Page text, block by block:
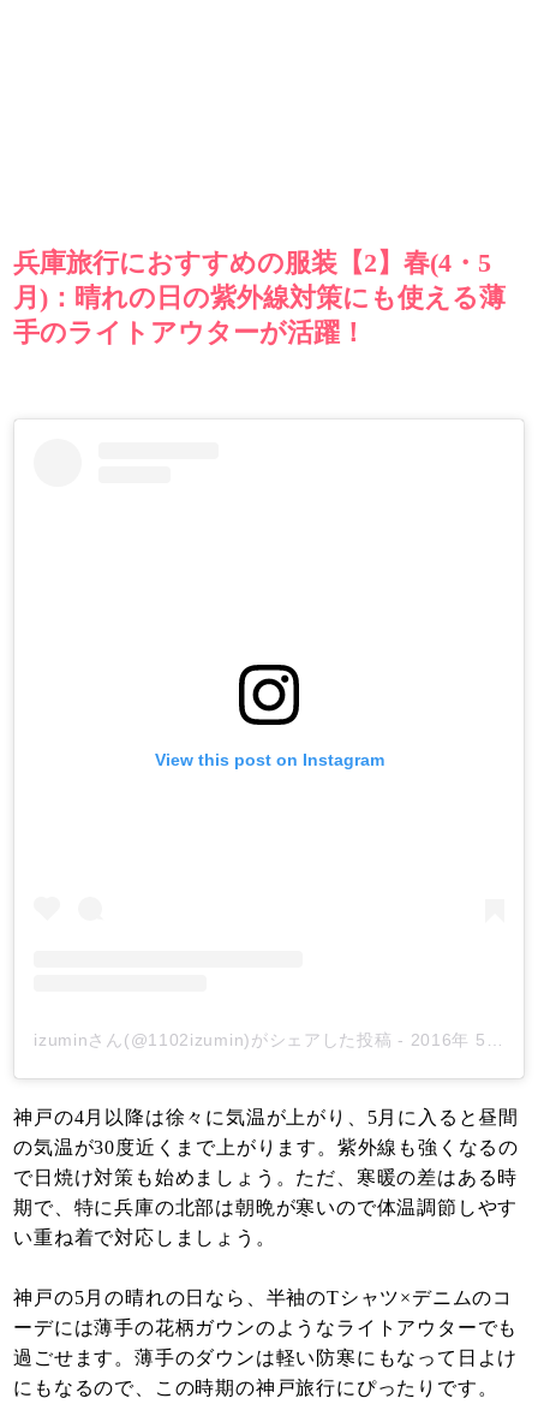
兵庫旅行におすすめの服装【2】春(4・5
月)：晴れの日の紫外線対策にも使える薄
手のライトアウターが活躍！
View this post on Instagram
izuminさん(@1102izumin)がシェアした投稿 - 2016年 5月月18日午前1時10分PDT
神戸の4月以降は徐々に気温が上がり、5月に入ると昼間
の気温が30度近くまで上がります。紫外線も強くなるの
で日焼け対策も始めましょう。ただ、寒暖の差はある時
期で、特に兵庫の北部は朝晩が寒いので体温調節しやす
い重ね着で対応しましょう。
神戸の5月の晴れの日なら、半袖のTシャツ×デニムのコ
ーデには薄手の花柄ガウンのようなライトアウターでも
過ごせます。薄手のダウンは軽い防寒にもなって日よけ
にもなるので、この時期の神戸旅行にぴったりです。